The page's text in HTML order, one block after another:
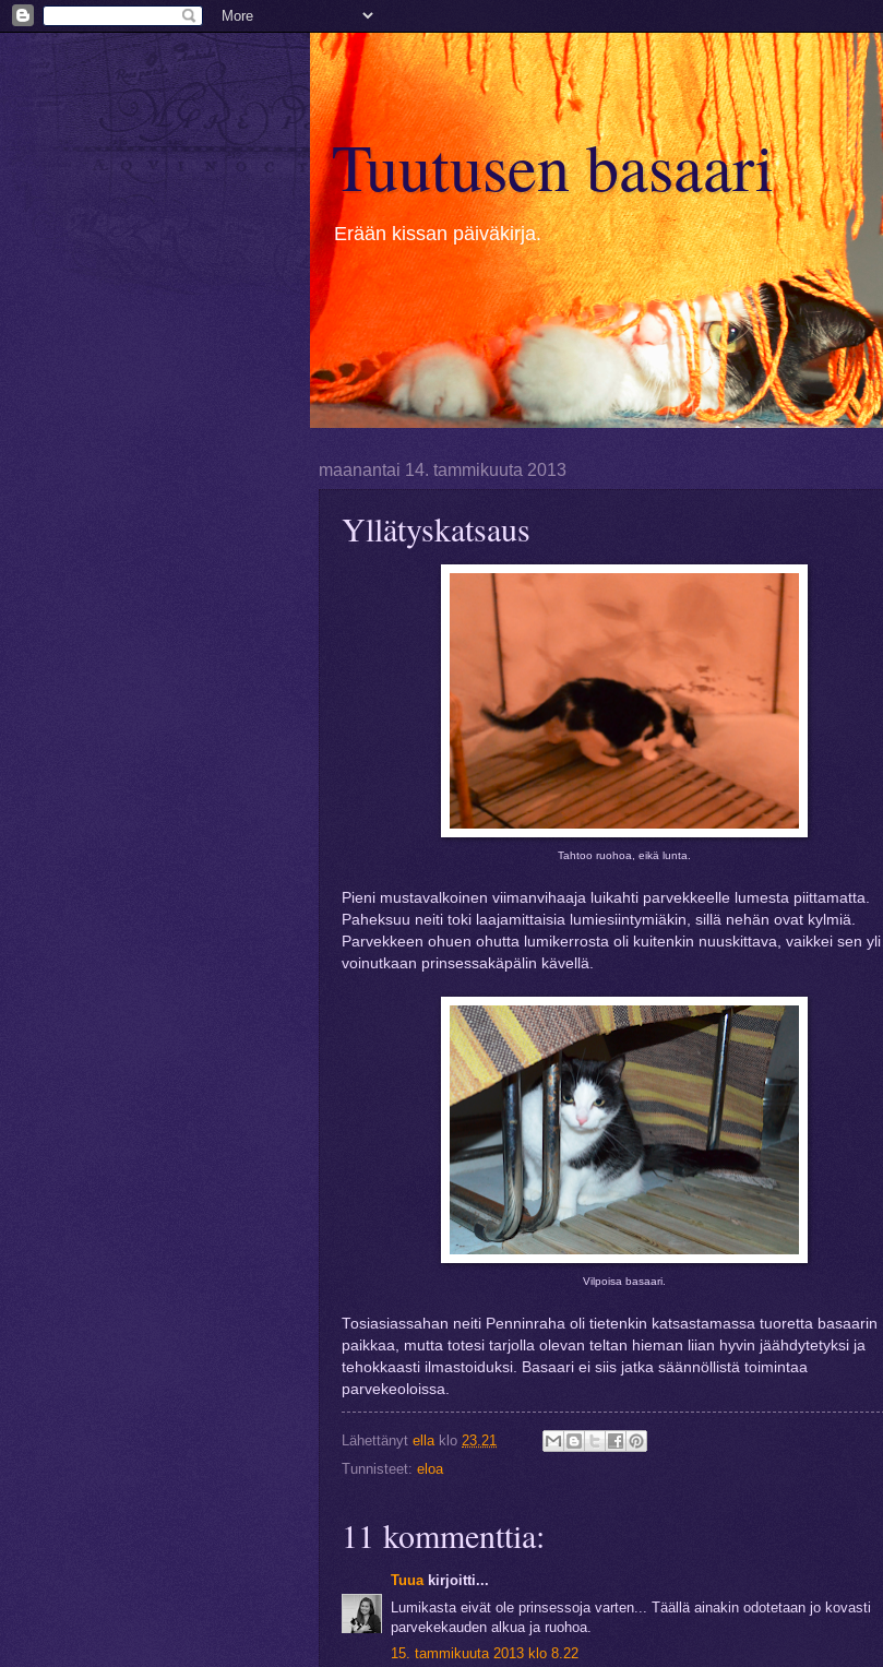
Tuutusen basaari
Erään kissan päiväkirja.
maanantai 14. tammikuuta 2013
Yllätyskatsaus
Tahtoo ruohoa, eikä lunta.
Pieni mustavalkoinen viimanvihaaja luikahti parvekkeelle lumesta piittamatta.
Paheksuu neiti toki laajamittaisia lumiesiintymiäkin, sillä nehän ovat kylmiä.
Parvekkeen ohuen ohutta lumikerrosta oli kuitenkin nuuskittava, vaikkei sen yli
voinutkaan prinsessakäpälin kävellä.
Vilpoisa basaari.
Tosiasiassahan neiti Penninraha oli tietenkin katsastamassa tuoretta basaarin
paikkaa, mutta totesi tarjolla olevan teltan hieman liian hyvin jäähdytetyksi ja
tehokkaasti ilmastoiduksi. Basaari ei siis jatka säännöllistä toimintaa
parvekeoloissa.
Lähettänyt ella klo 23.21
Tunnisteet: eloa
11 kommenttia:
Tuuakirjoitti...
Lumikasta eivät ole prinsessoja varten... Täällä ainakin odotetaan jo kovasti
parvekekauden alkua ja ruohoa.
15. tammikuuta 2013 klo 8.22